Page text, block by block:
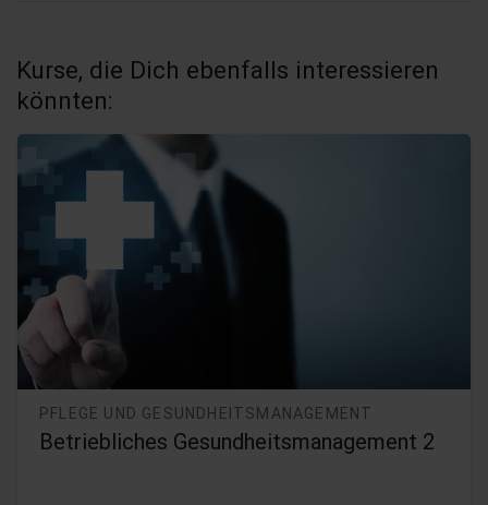
Kurse, die Dich ebenfalls interessieren
könnten:
PFLEGE UND GESUNDHEITSMANAGEMENT
Betriebliches Gesundheitsmanagement 2